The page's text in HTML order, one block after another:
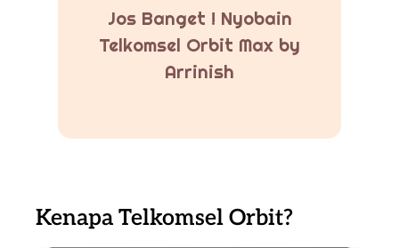
Jos Banget ! Nyobain
Telkomsel Orbit Max by
Arrinish
Kenapa Telkomsel Orbit?